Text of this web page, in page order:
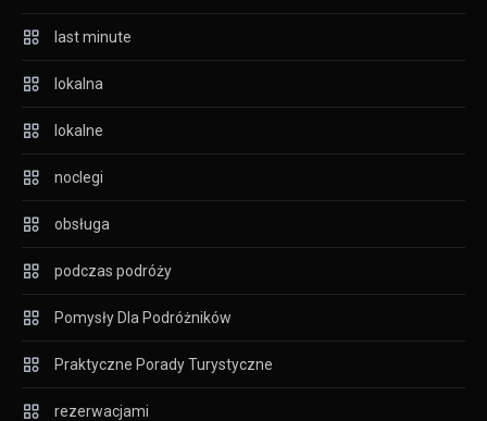
last minute
lokalna
lokalne
noclegi
obsługa
podczas podróży
Pomysły Dla Podróżników
Praktyczne Porady Turystyczne
rezerwacjami